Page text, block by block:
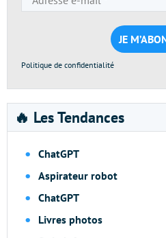
e-
*
Politique de confidentialité
🔥 Les Tendances
ChatGPT
Aspirateur robot
ChatGPT
Livres photos